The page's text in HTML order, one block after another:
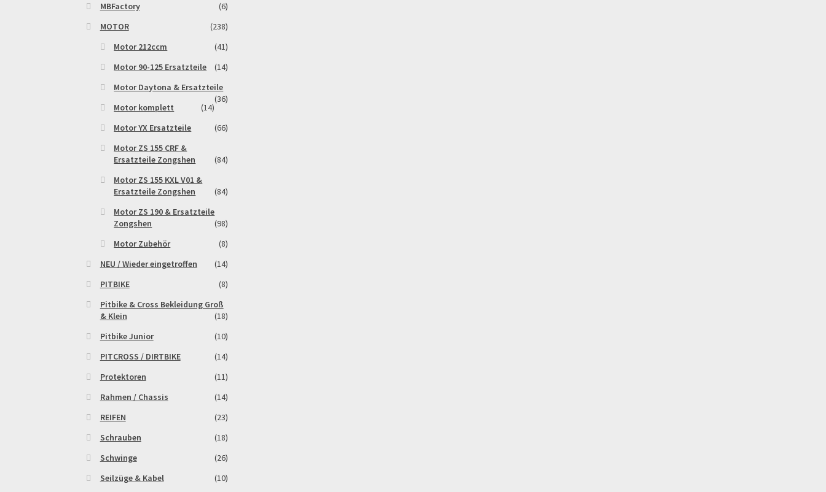
MBFactory
(6)
MOTOR
(238)
Motor 212ccm
(41)
Motor 90-125 Ersatzteile
(14)
Motor Daytona & Ersatzteile
(36)
Motor komplett
(14)
Motor YX Ersatzteile
(66)
Motor ZS 155 CRF &
Ersatzteile Zongshen
(84)
Motor ZS 155 KXL V01 &
Ersatzteile Zongshen
(84)
Motor ZS 190 & Ersatzteile
Zongshen
(98)
Motor Zubehör
(8)
NEU / Wieder eingetroffen
(14)
PITBIKE
(8)
Pitbike & Cross Bekleidung Groß
& Klein
(18)
Pitbike Junior
(10)
PITCROSS / DIRTBIKE
(14)
Protektoren
(11)
Rahmen / Chassis
(14)
REIFEN
(23)
Schrauben
(18)
Schwinge
(26)
Seilzüge & Kabel
(10)